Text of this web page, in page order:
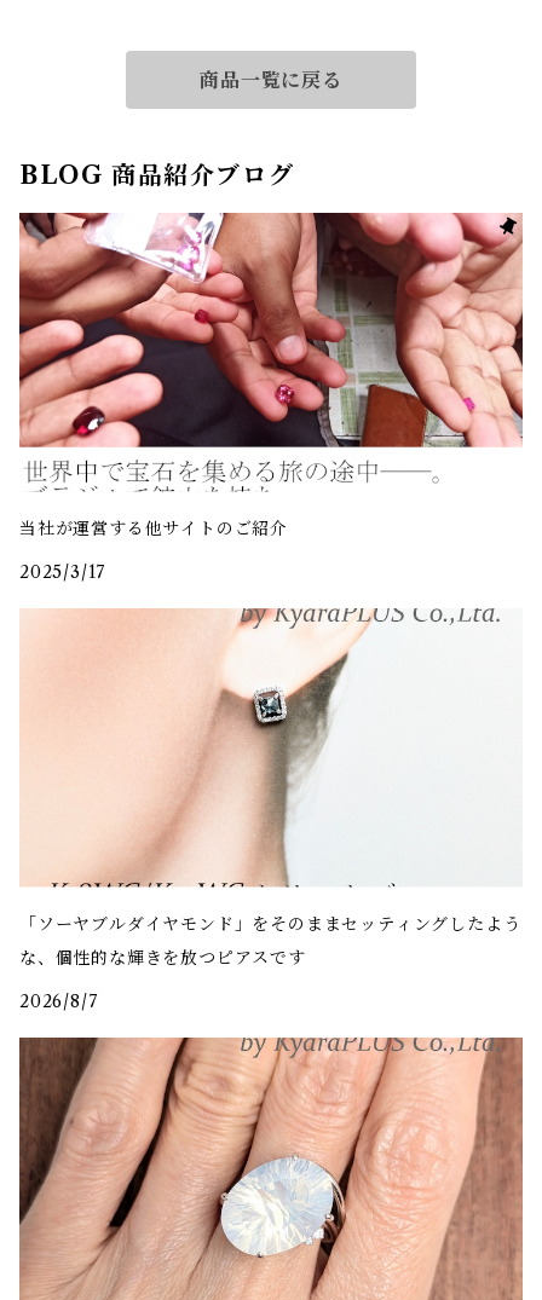
商品一覧に戻る
BLOG 商品紹介ブログ
当社が運営する他サイトのご紹介
2025/3/17
「ソーヤブルダイヤモンド」をそのままセッティングしたよう
な、個性的な輝きを放つピアスです
2026/8/7